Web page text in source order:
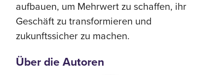
aufbauen, um Mehrwert zu schaffen, ihr
Geschäft zu transformieren und
zukunftssicher zu machen.
Über die Autoren